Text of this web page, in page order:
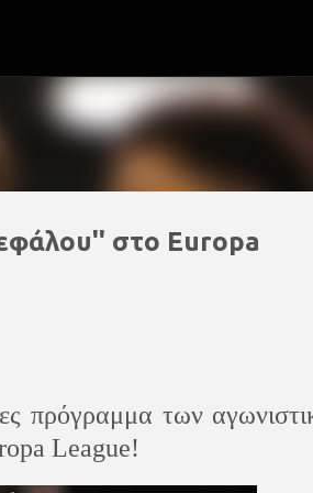
στο Europa
πρόγραμμα των
League!